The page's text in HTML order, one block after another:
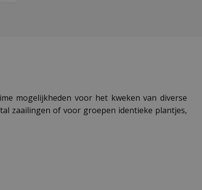
mogelijkheden voor het kweken van diverse
zaailingen of voor groepen identieke plantjes,